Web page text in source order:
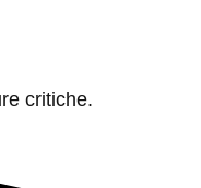
critiche.